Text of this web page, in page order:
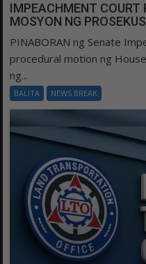
IMPEACHMENT COURT
MOSYON NG
PINABORAN ng Senate
procedural motion ng
ng...
BALITA NEWS BREAK